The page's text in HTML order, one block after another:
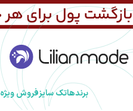
برندهاتک سایزفروش ویژه